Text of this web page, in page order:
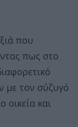
που
πως στο
με τον σύζυγό
οικεία και